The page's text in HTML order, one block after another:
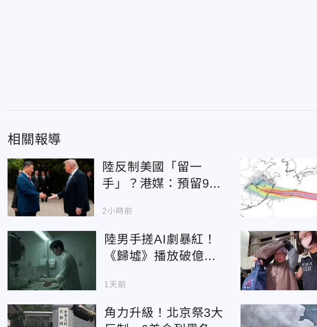
相關報導
陸反制美國「留一
手」？港媒：預留9月
空間
2小時前
陸男手搓AI劇暴紅！
《歸墟》播放破億
台幣
1天前
角力升級！北京祭3大